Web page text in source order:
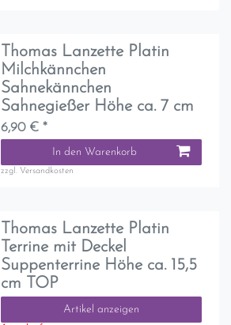
Thomas Lanzette Platin
Milchkännchen
Sahnekännchen
Sahnegießer Höhe ca. 7 cm
6,90 € *
In den Warenkorb
zzgl. Versandkosten
Thomas Lanzette Platin
Terrine mit Deckel
Suppenterrine Höhe ca. 15,5
cm TOP
Artikel anzeigen